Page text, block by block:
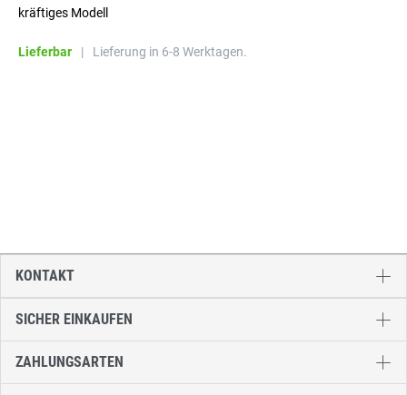
kräftiges Modell
Lieferbar | Lieferung in 6-8 Werktagen.
SICHER EINKAUFEN
ZAHLUNGSARTEN
KONTAKT